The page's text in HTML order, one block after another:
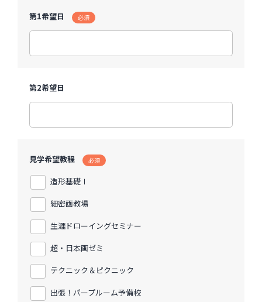
第1希望日 必須
第2希望日
見学希望教程 必須
造形基礎Ⅰ
細密画教場
生涯ドローイングセミナー
超・日本画ゼミ
テクニック＆ピクニック
出張！パープルーム予備校